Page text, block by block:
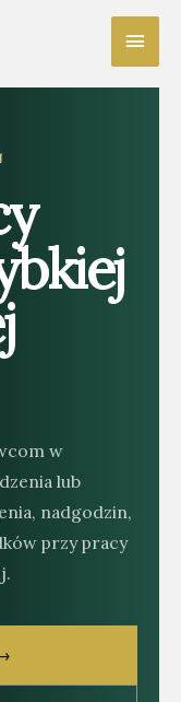
Main
w
lub
nadgodzin,
przy pracy